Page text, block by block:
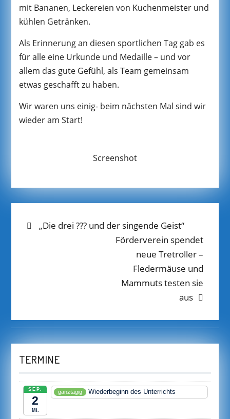
mit Bananen, Leckereien von Kuchenmeister und
kühlen Getränken.
Als Erinnerung an diesen sportlichen Tag gab es
für alle eine Urkunde und Medaille – und vor
allem das gute Gefühl, als Team gemeinsam
etwas geschafft zu haben.
Wir waren uns einig- beim nächsten Mal sind wir
wieder am Start!
Screenshot
BEITRAGS-
Previous
„Die drei ??? und der singende Geist“
Next
Förderverein spendet
neue Tretroller –
Fledermäuse und
Mammuts testen sie
aus
TERMINE
SEP.
2
Mi.
ganztägig Wiederbeginn des Unterrichts